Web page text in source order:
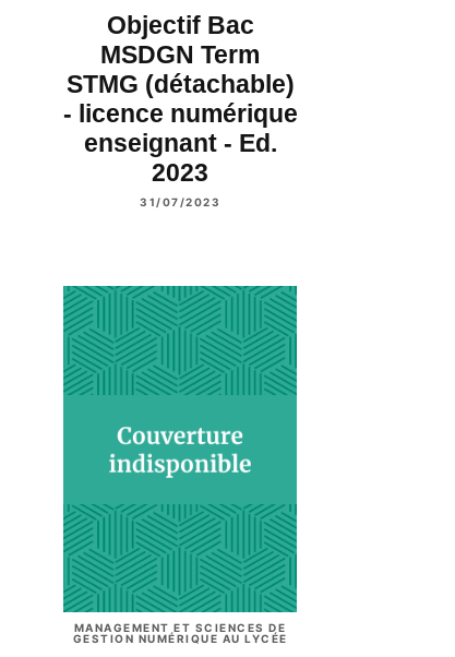
Objectif Bac
MSDGN Term
STMG (détachable)
- licence numérique
enseignant - Ed.
2023
31/07/2023
MANAGEMENT ET SCIENCES DE
GESTION NUMÉRIQUE AU LYCÉE